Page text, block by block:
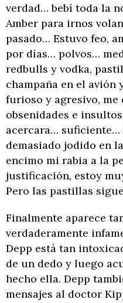
verdad… bebí toda la
Amber para irnos
pasado… Estuvo feo,
por días… polvos…
redbulls y vodka,
champaña en el avión
furioso y agresivo,
obsenidades e
acercara… suficiente…
demasiado jodido en
encimo mi rabia a la
justificación, estoy
Pero las pastillas
Finalmente aparece
verdaderamente
Depp está tan
de un dedo y luego
hecho ella. Depp
mensajes al doctor